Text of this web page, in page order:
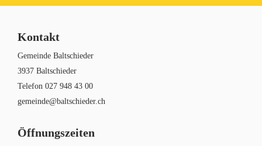
Kontakt
Gemeinde Baltschieder
3937 Baltschieder
Telefon 027 948 43 00
gemeinde@baltschieder.ch
Öffnungszeiten